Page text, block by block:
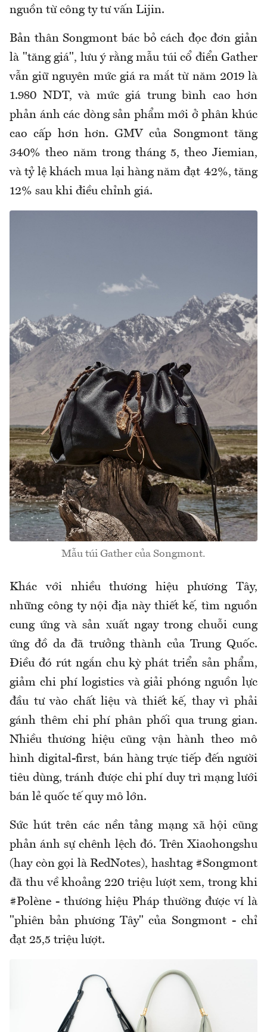
nguồn từ công ty tư vấn Lijin.
Bản thân Songmont bác bỏ cách đọc đơn giản
là "tăng giá", lưu ý rằng mẫu túi cổ điển Gather
vẫn giữ nguyên mức giá ra mắt từ năm 2019 là
1.980 NDT, và mức giá trung bình cao hơn
phản ánh các dòng sản phẩm mới ở phân khúc
cao cấp hơn hơn. GMV của Songmont tăng
340% theo năm trong tháng 5, theo Jiemian,
và tỷ lệ khách mua lại hàng năm đạt 42%, tăng
12% sau khi điều chỉnh giá.
Mẫu túi Gather của Songmont.
Khác với nhiều thương hiệu phương Tây,
những công ty nội địa này thiết kế, tìm nguồn
cung ứng và sản xuất ngay trong chuỗi cung
ứng đồ da đã trưởng thành của Trung Quốc.
Điều đó rút ngắn chu kỳ phát triển sản phẩm,
giảm chi phí logistics và giải phóng nguồn lực
đầu tư vào chất liệu và thiết kế, thay vì phải
gánh thêm chi phí phân phối qua trung gian.
Nhiều thương hiệu cũng vận hành theo mô
hình digital-first, bán hàng trực tiếp đến người
tiêu dùng, tránh được chi phí duy trì mạng lưới
bán lẻ quốc tế quy mô lớn.
Sức hút trên các nền tảng mạng xã hội cũng
phản ánh sự chênh lệch đó. Trên Xiaohongshu
(hay còn gọi là RedNotes), hashtag #Songmont
đã thu về khoảng 220 triệu lượt xem, trong khi
#Polène - thương hiệu Pháp thường được ví là
"phiên bản phương Tây" của Songmont - chỉ
đạt 25,5 triệu lượt.